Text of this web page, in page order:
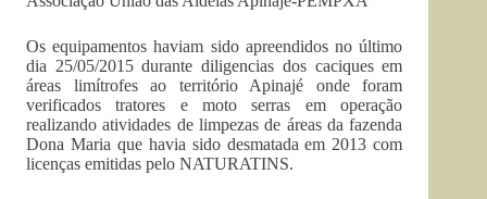
Os equipamentos haviam sido apreendidos no último
dia 25/05/2015 durante diligencias dos caciques em
áreas limítrofes ao território Apinajé onde foram
verificados tratores e moto serras em operação
realizando atividades de limpezas de áreas da fazenda
Dona Maria que havia sido desmatada em 2013 com
licenças emitidas pelo NATURATINS.